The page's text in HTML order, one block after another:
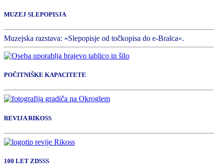
MUZEJ SLEPOPISJA
Muzejska razstava: »Slepopisje od točkopisa do e-Bralca«.
POČITNIŠKE KAPACITETE
REVIJA RIKOSS
100 LET ZDSSS